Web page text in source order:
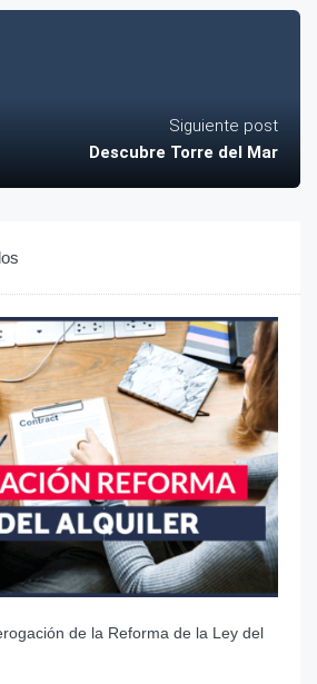
Siguiente post
Descubre Torre del Mar
de la Reforma de la Ley del